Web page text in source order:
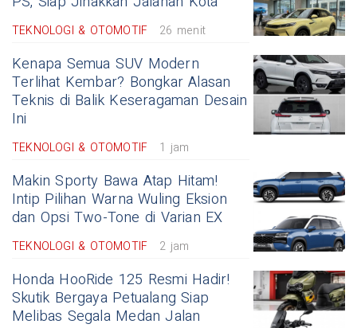
TEKNOLOGI & OTOMOTIF 26 menit
Kenapa Semua SUV Modern
Terlihat Kembar? Bongkar Alasan
Teknis di Balik Keseragaman Desain
Ini
TEKNOLOGI & OTOMOTIF 1 jam
Makin Sporty Bawa Atap Hitam!
Intip Pilihan Warna Wuling Eksion
dan Opsi Two-Tone di Varian EX
TEKNOLOGI & OTOMOTIF 2 jam
Honda HooRide 125 Resmi Hadir!
Skutik Bergaya Petualang Siap
Melibas Segala Medan Jalan